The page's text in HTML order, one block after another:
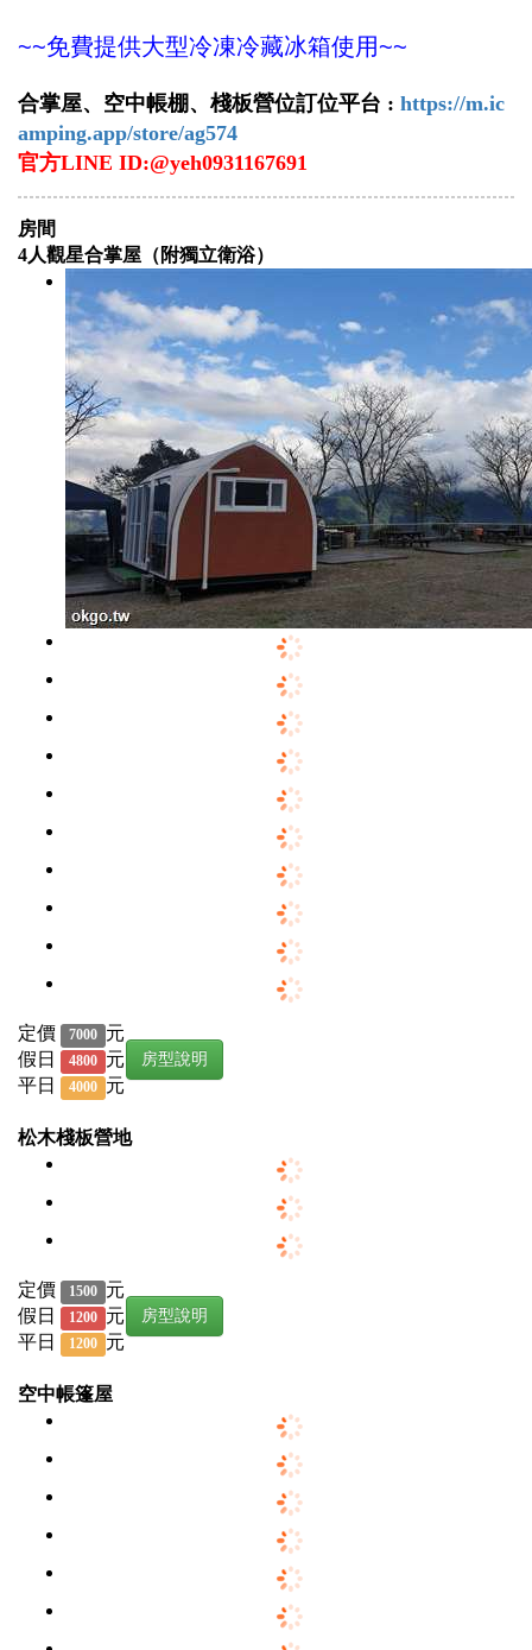
~~免費提供大型冷凍冷藏冰箱使用~~
合掌屋、空中帳棚、 棧板營位訂位平台 : https://m.ic
amping.app/store/ag574
官方LINE ID:@yeh0931167691
房間
4人觀星合掌屋（附獨立衛浴）
定價 7000 元
假日
4800 元
平日
4000 元
房型說明
松木棧板營地
定價 1500 元
假日
1200 元
平日
1200 元
房型說明
空中帳篷屋